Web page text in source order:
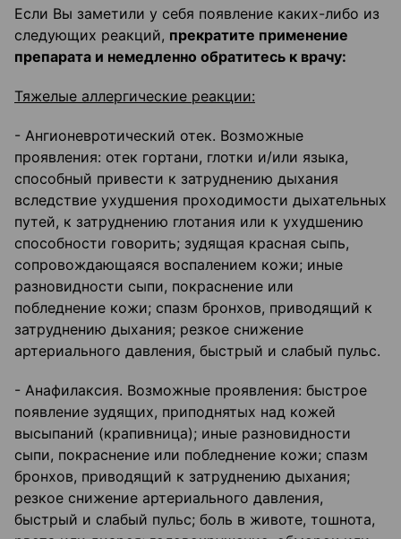
Если Вы заметили у себя появление каких-либо из
следующих реакций, прекратите применение
препарата и немедленно обратитесь к врачу:
Тяжелые аллергические реакции:
- Ангионевротический отек. Возможные
проявления: отек гортани, глотки и/или языка,
способный привести к затруднению дыхания
вследствие ухудшения проходимости дыхательных
путей, к затруднению глотания или к ухудшению
способности говорить; зудящая красная сыпь,
сопровождающаяся воспалением кожи; иные
разновидности сыпи, покраснение или
побледнение кожи; спазм бронхов, приводящий к
затруднению дыхания; резкое снижение
артериального давления, быстрый и слабый пульс.
- Анафилаксия. Возможные проявления: быстрое
появление зудящих, приподнятых над кожей
высыпаний (крапивница); иные разновидности
сыпи, покраснение или побледнение кожи; спазм
бронхов, приводящий к затруднению дыхания;
резкое снижение артериального давления,
быстрый и слабый пульс; боль в животе, тошнота,